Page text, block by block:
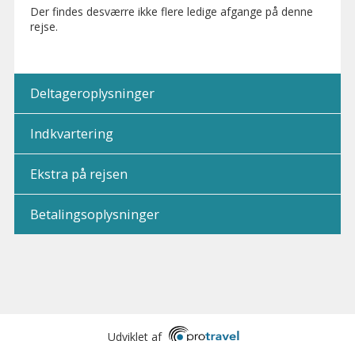
Der findes desværre ikke flere ledige afgange på denne
rejse.
Deltageroplysninger
Indkvartering
Ekstra på rejsen
Betalingsoplysninger
Udviklet af